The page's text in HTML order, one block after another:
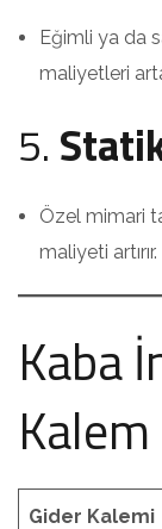
Eğimli ya da
maliyetleri
5.
Özel mimari
maliyeti artırır.
Kaba
Gider Kalemi